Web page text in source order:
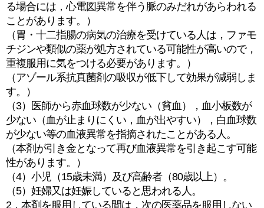
る場合には，心電図異常を伴う脈のみだれがあらわれる
ことがあります。）
（胃・十二指腸の病気の治療を受けている人は，ファモ
チジンや類似の薬が処方されている可能性が高いので，
重複服用に気をつける必要があります。）
（アゾール系抗真菌剤の吸収が低下して効果が減弱しま
す。）
（3）医師から赤血球数が少ない（貧血），血小板数が
少ない（血が止まりにくい，血が出やすい），白血球数
が少ない等の血液異常を指摘されたことがある人。
（本剤が引き金となって再び血液異常を引き起こす可能
性があります。）
（4）小児（15歳未満）及び高齢者（80歳以上）。
（5）妊婦又は妊娠していると思われる人。
2．本剤を服用している間は，次の医薬品を服用しない